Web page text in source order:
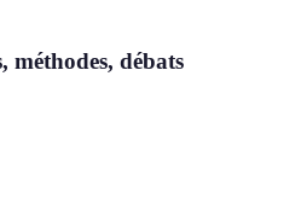
méthodes, débats